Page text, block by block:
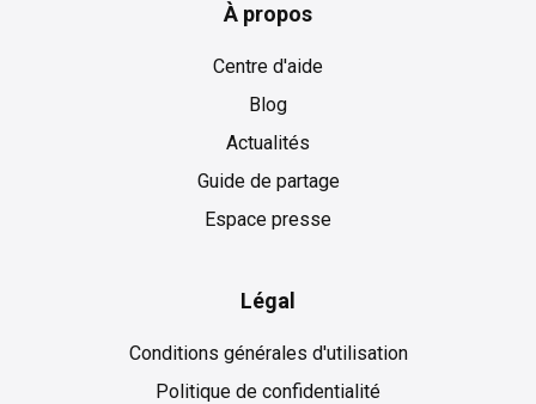
À propos
Centre d'aide
Blog
Actualités
Guide de partage
Espace presse
Légal
Conditions générales d'utilisation
Politique de confidentialité